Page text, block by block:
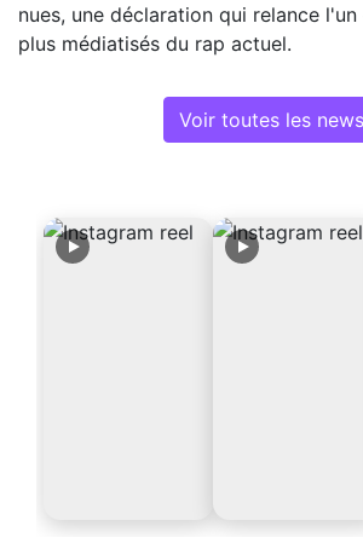
nues, une déclaration qui relance
plus médiatisés du rap actuel.
Voir toutes les news